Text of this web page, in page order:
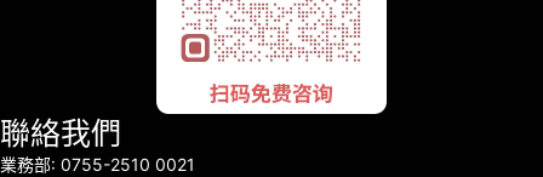
聯絡我們
業務部: 0755-2510 0021